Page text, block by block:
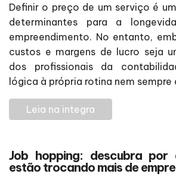
Definir o preço de um serviço é
determinantes para a
empreendimento. No entanto,
custos e margens de lucro seja
dos profissionais da
lógica à própria rotina nem sempre
Leia na integra
Job hopping: descubra por
estão trocando mais de